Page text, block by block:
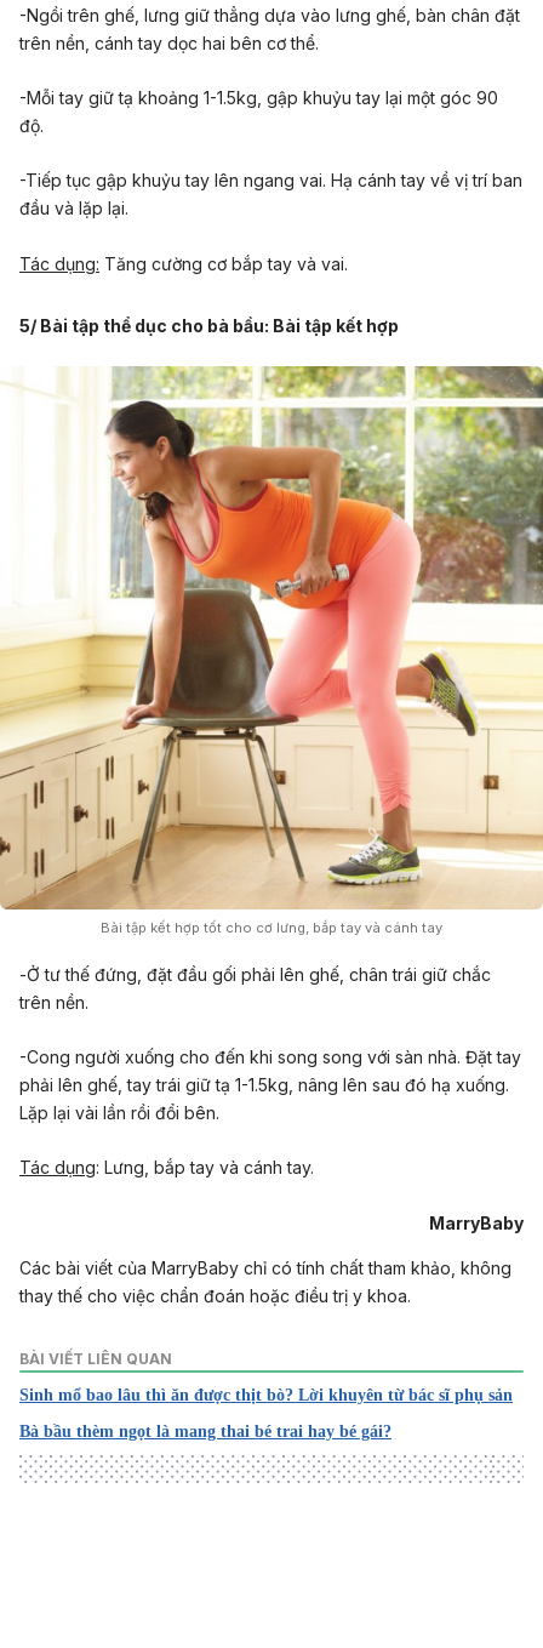
-Ngồi trên ghế, lưng giữ thẳng dựa vào lưng ghế, bàn chân đặt
trên nền, cánh tay dọc hai bên cơ thể.
-Mỗi tay giữ tạ khoảng 1-1.5kg, gập khuỷu tay lại một góc 90
độ.
-Tiếp tục gập khuỷu tay lên ngang vai. Hạ cánh tay về vị trí ban
đầu và lặp lại.
Tác dụng: Tăng cường cơ bắp tay và vai.
5/ Bài tập thể dục cho bà bầu: Bài tập kết hợp
Bài tập kết hợp tốt cho cơ lưng, bắp tay và cánh tay
-Ở tư thế đứng, đặt đầu gối phải lên ghế, chân trái giữ chắc
trên nền.
-Cong người xuống cho đến khi song song với sàn nhà. Đặt tay
phải lên ghế, tay trái giữ tạ 1-1.5kg, nâng lên sau đó hạ xuống.
Lặp lại vài lần rồi đổi bên.
Tác dụng: Lưng, bắp tay và cánh tay.
MarryBaby
Các bài viết của MarryBaby chỉ có tính chất tham khảo, không
thay thế cho việc chẩn đoán hoặc điều trị y khoa.
BÀI VIẾT LIÊN QUAN
Sinh mổ bao lâu thì ăn được thịt bò? Lời khuyên từ bác sĩ phụ sản
Bà bầu thèm ngọt là mang thai bé trai hay bé gái?